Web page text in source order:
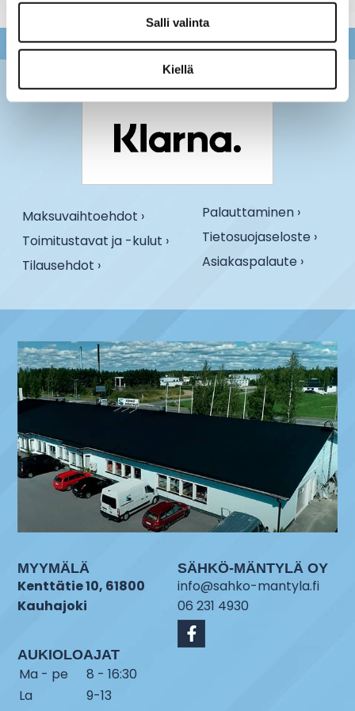
Salli valinta
Kiellä
Maksuvaihtoehdot ›
Toimitustavat ja -kulut ›
Tilausehdot ›
Palauttaminen ›
Tietosuojaseloste ›
Asiakaspalaute ›
MYYMÄLÄ
Kenttätie 10, 61800
Kauhajoki
AUKIOLOAJAT
Ma - pe
8 - 16:30
La
9-13
SÄHKÖ-MÄNTYLÄ OY
info@sahko-mantyla.fi
06 231 4930